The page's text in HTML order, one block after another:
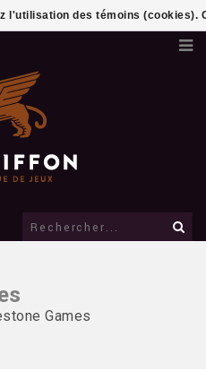
Games
l'utilisation des témoins